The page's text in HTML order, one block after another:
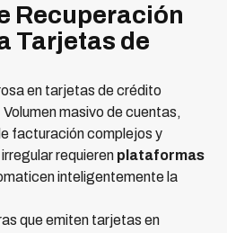
Recuperación
Tarjetas de
en tarjetas de crédito
masivo de cuentas,
facturación complejos y
requieren plataformas
inteligentemente la
que emiten tarjetas en